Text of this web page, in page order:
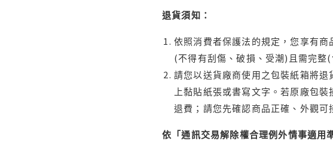
退貨須知：
依照消費者保護法的規定，您享有
(不得有刮傷、破損、受潮)且需完整
請您以送貨廠商使用之包裝紙箱將
上黏貼紙張或書寫文字。若原廠包
退費；請您先確認商品正確、外觀
依「通訊交易解除權合理例外情事適用